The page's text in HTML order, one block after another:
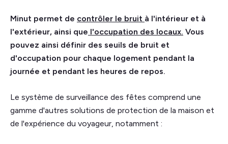
Minut permet de contrôler le bruit à l'intérieur et à
l'extérieur, ainsi que l'occupation des locaux. Vous
pouvez ainsi définir des seuils de bruit et
d'occupation pour chaque logement pendant la
journée et pendant les heures de repos.
Le système de surveillance des fêtes comprend une
gamme d'autres solutions de protection de la maison et
de l'expérience du voyageur, notamment :